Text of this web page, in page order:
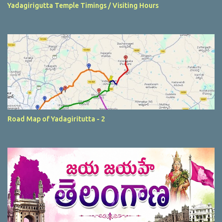
Yadagirigutta Temple Timings / Visiting Hours
Road Map of Yadagiritutta - 2